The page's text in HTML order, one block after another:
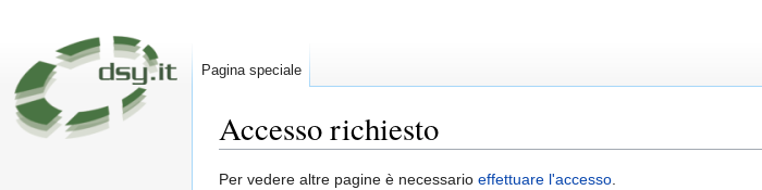
Accesso richiesto
Per vedere altre pagine è necessario effettuare l'accesso.
Pagina speciale